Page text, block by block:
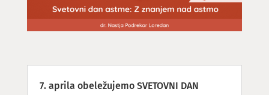
7. aprila obeležujemo SVETOVNI DAN